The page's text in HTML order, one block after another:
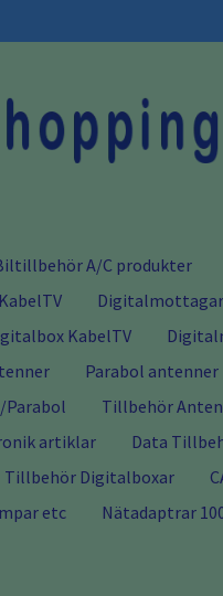
A/C produkter
KabelTV
Parabol antenner
Tillbehör
artiklar Data
Tillbehör Digitalboxar
etc Nätadaptrar